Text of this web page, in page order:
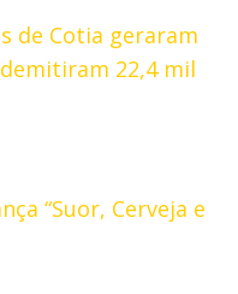
de Cotia geraram
22,4 mil
“Suor, Cerveja e